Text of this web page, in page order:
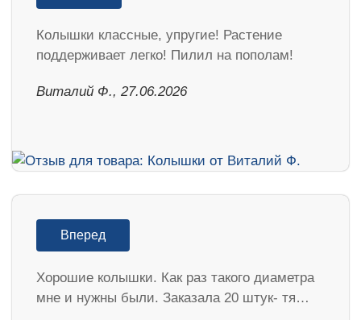
Колышки классные, упругие! Растение
поддерживает легко! Пилил на пополам!
Виталий Ф., 27.06.2026
Вперед
Хорошие колышки. Как раз такого диаметра
мне и нужны были. Заказала 20 штук- тя…